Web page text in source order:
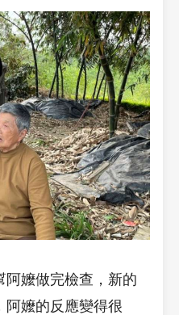
阿嬤做完檢查，新的
阿嬤的反應變得很